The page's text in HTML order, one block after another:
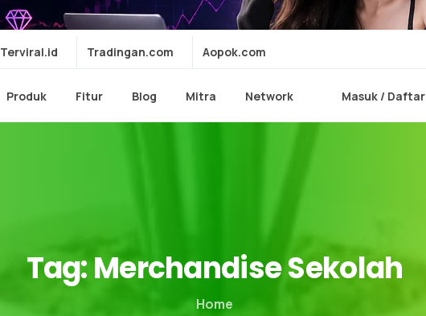
Terviral.id Tradingan.com Aopok.com
Produk Fitur Blog Mitra Network Masuk / Daftar
Tag:MerchandiseSekolah
Home